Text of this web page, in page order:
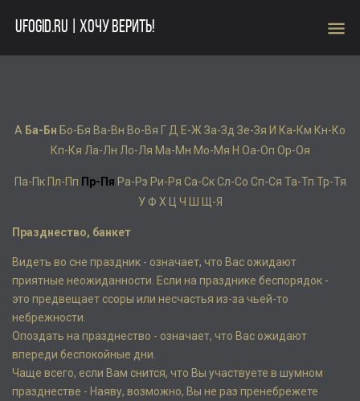
UFOGID.RU | ХОЧУ ВЕРИТЬ! menu
А Ба-Бн Бо-Бя Ва-Вн Во-Вя Г Д Е-Ж За-Зд Зе-Зя И Ка-Км Кн-Ко
Кп-Кя Ла-Лн Ло-Ля Ма-Мн Мо-Мя Н Оа-Оп Ор-Оя
Па-Пк Пл-Пп Пр-Пя Ра-Рз Ри-Ря Са-Ск Сл-Со Сп-Ся Та-Тп Тр-Тя
У Ф Х Ч Щ-Я
Празднество, банкет
Видеть во сне праздник - означает, что Вас ожидают
приятные неожиданности. Если на празднике беспорядок -
это предвещает ссоры или несчастья из-за чьей-то
небрежности.
Опоздать на празднество - означает, что Вас ожидают
впереди беспокойные дни.
Чаще всего, если Вам снится, что Вы участвуете в шумном
празднестве - Наяву, возможно, Вы не раз пренебрежете